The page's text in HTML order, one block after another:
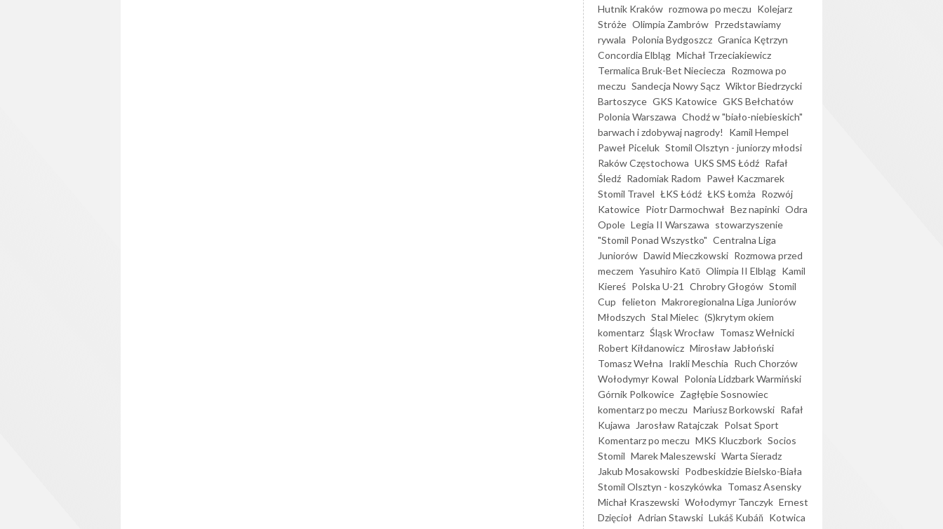
Hutnik Kraków rozmowa po meczu Kolejarz
Stróże Olimpia Zambrów Przedstawiamy
rywala Polonia Bydgoszcz Granica Kętrzyn
Concordia Elbląg Michał Trzeciakiewicz
Termalica Bruk-Bet Nieciecza Rozmowa po
meczu Sandecja Nowy Sącz Wiktor Biedrzycki
Bartoszyce GKS Katowice GKS Bełchatów
Polonia Warszawa Chodź w "biało-niebieskich"
barwach i zdobywaj nagrody!
Kamil Hempel
Paweł Piceluk Stomil Olsztyn - juniorzy młodsi
Raków Częstochowa UKS SMS Łódź Rafał
Śledź Radomiak Radom Paweł Kaczmarek
Stomil Travel ŁKS Łódź ŁKS Łomża Rozwój
Katowice Piotr Darmochwał Bez napinki Odra
Opole Legia II Warszawa stowarzyszenie
"Stomil Ponad Wszystko" Centralna Liga
Juniorów Dawid Mieczkowski Rozmowa przed
meczem Yasuhiro Katō Olimpia II Elbląg Kamil
Kiereś Polska U-21 Chrobry Głogów Stomil
Cup felieton Makroregionalna Liga Juniorów
Młodszych Stal Mielec (S)krytym okiem
komentarz Śląsk Wrocław Tomasz Wełnicki
Robert Kiłdanowicz Mirosław Jabłoński
Tomasz Wełna Irakli Meschia Ruch Chorzów
Wołodymyr Kowal Polonia Lidzbark Warmiński
Górnik Polkowice Zagłębie Sosnowiec
komentarz po meczu Mariusz Borkowski Rafał
Kujawa
Jarosław Ratajczak Polsat Sport
Komentarz po meczu MKS Kluczbork Socios
Stomil Marek Maleszewski Warta Sieradz
Jakub Mosakowski Podbeskidzie Bielsko-Biała
Stomil Olsztyn - koszykówka Tomasz Asensky
Michał Kraszewski Wołodymyr Tanczyk Ernest
Dzięcioł Adrian Stawski Lukáš Kubáň Kotwica